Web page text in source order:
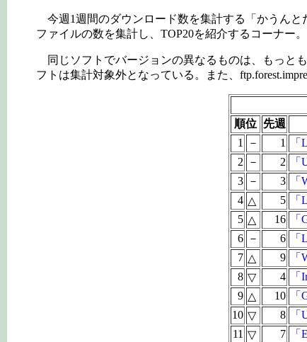
今週1週間のダウンロード数を集計する「かうんと
ファイルの数を集計し、TOP20を紹介するコーナー。
同じソフトでバージョンの異なるものは、もっと
フトは集計対象外となっている。また、
順位 先週
1
－ 1
2 － 2
3 － 3
4 △ 5
5 △ 16
6 － 6
7 △ 9
8 ▽ 4
9 △ 10
10 ▽ 8
11 ▽ 7